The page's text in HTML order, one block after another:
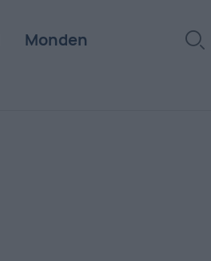
Monden